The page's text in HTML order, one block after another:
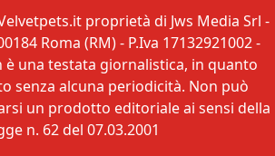
proprietà di Jws Media Srl -
Roma (RM) - P.Iva 17132921002 -
è una testata giornalistica, in quanto
senza alcuna periodicità. Non può
un prodotto editoriale ai sensi della
n. 62 del 07.03.2001